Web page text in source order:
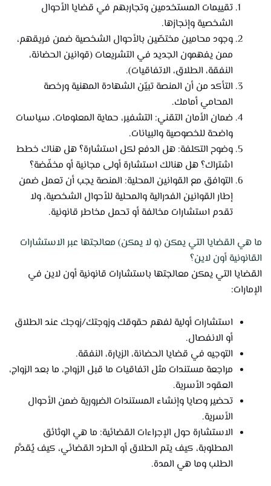
تقييمات المستخدمين وتجاربهم في قضايا الأحوال
الشخصية وإنجازها.
وجود محامين مختصّين بالأحوال الشخصية ضمن فريقهم،
ممن يفهمون الجديد في التشريعات (قوانين الحضانة،
النفقة، الطلاق، الاتفاقيات).
التأكد من أن المنصة تبيّن الشهادة المهنية ورخصة
المحامي أمامك.
ضمان الأمان التقني: التشفير، حماية المعلومات، سياسات
واضحة للخصوصية والبيانات.
وضوح التكلفة: هل الدفع لكل استشارة؟ هل هناك خطط
اشتراك؟ هل هنالك استشارة أولى مجانية أو مخفّضة؟
التوافق مع القوانين المحلية: المنصة يجب أن تعمل ضمن
إطار القوانين الفدرالية والمحلية للأحوال الشخصية، ولا
تقدم استشارات مخالفة أو تحمل مخاطر قانونية.
ما هي القضايا التي يمكن (و لا يمكن) معالجتها عبر الاستشارات
القانونية أون لاين؟
القضايا التي يمكن معالجتها باستشارات قانونية أون لاين في
الإمارات:
استشارات أولية لفهم حقوقك وزوجتك/زوجك عند الطلاق
أو الانفصال.
التوجيه في قضايا الحضانة، الزيارة، النفقة.
مراجعة مستندات مثل اتفاقيات ما قبل الزواج، ما بعد الزواج،
العقود الأسرية.
تحضير وصايا وإنشاء المستندات الضرورية ضمن الأحوال
الأسرية.
الاستشارة حول الإجراءات القضائية: ما هي الوثائق
المطلوبة، كيف يتم الطلاق أو الطرد القضائي، كيف يُقدَّم
الطلب وما هي المدة.